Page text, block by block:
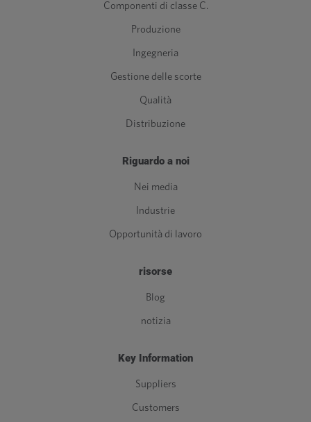
Componenti di classe C.
Produzione
Ingegneria
Gestione delle scorte
Qualità
Distribuzione
Riguardo a noi
Nei media
Industrie
Opportunità di lavoro
risorse
Blog
notizia
Key Information
Suppliers
Customers